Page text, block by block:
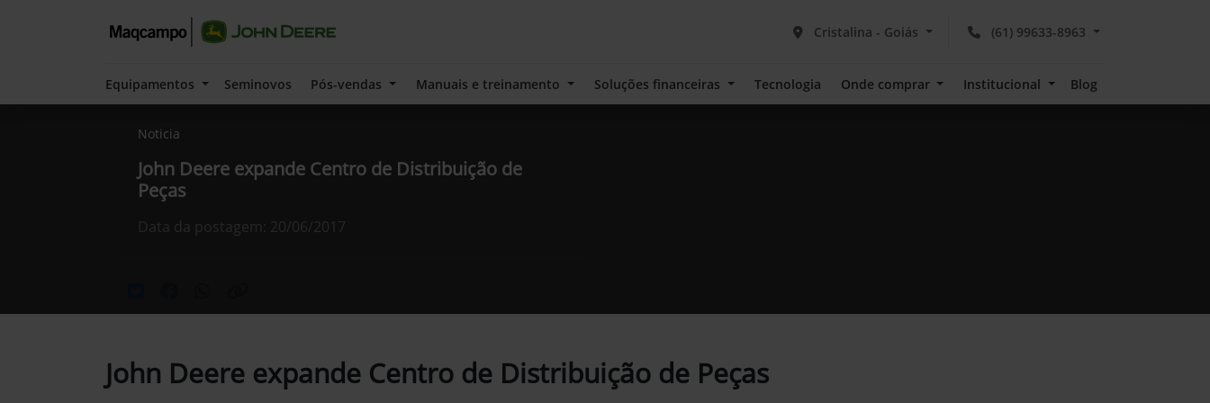
(61) 99633-8963
Cristalina - Goiás
Equipamentos Seminovos Pós-vendas Manuais e treinamento Soluções financeiras Tecnologia Onde comprar Institucional Blog
Noticia
John Deere expande Centro de Distribuição de
Peças
Data da postagem: 20/06/2017
John Deere expande Centro de Distribuição de Peças